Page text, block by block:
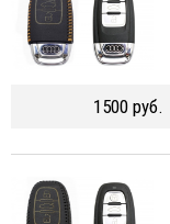
1500 руб.